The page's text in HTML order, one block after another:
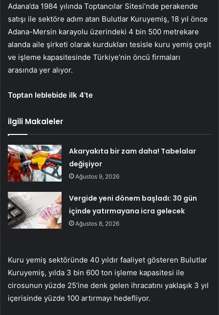
Adana’da 1984 yılında Toptancılar Sitesi’nde perakende
satışı ile sektöre adım atan Bulutlar Kuruyemiş, 18 yıl önce
Adana-Mersin karayolu üzerindeki 4 bin 500 metrekare
alanda aile şirketi olarak kurdukları tesisle kuru yemiş çeşit
ve işleme kapasitesinde Türkiye’nin öncü firmaları
arasında yer alıyor.
Toptan leblebide ilk 4’te
İlgili Makaleler
Akaryakıta bir zam daha! Tabelalar
değişiyor
Ağustos 9, 2026
Vergide yeni dönem başladı: 30 gün
içinde yatırmayana icra gelecek
Ağustos 8, 2026
Kuru yemiş sektöründe 40 yıldır faaliyet gösteren Bulutlar
Kuruyemiş, yılda 3 bin 600 ton işleme kapasitesi ile
cirosunun yüzde 25’ine denk gelen ihracatını yaklaşık 3 yıl
içerisinde yüzde 100 artırmayı hedefliyor.